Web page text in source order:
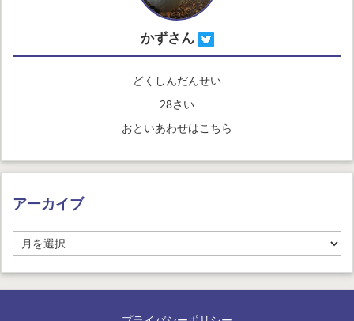
かずさん
どくしんだんせい
28さい
おといあわせはこちら
アーカイブ
ー
カ